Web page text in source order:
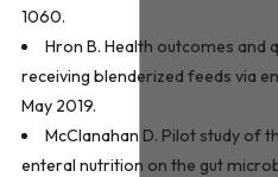
1060.
Hron B. Health outcomes and
receiving blenderized feeds via
May 2019.
McClanahan D. Pilot study of
enteral nutrition on the gut